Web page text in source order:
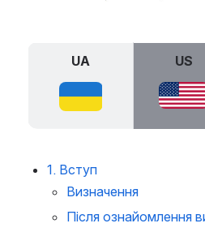
UA US
1. Вступ
Визначення
Після ознайомлення